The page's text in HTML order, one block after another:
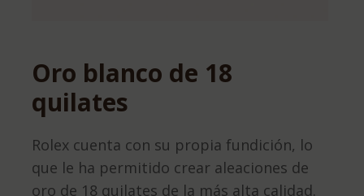
Oro blanco de 18
quilates
Rolex cuenta con su propia fundición, lo
que le ha permitido crear aleaciones de
oro de 18 quilates de la más alta calidad.